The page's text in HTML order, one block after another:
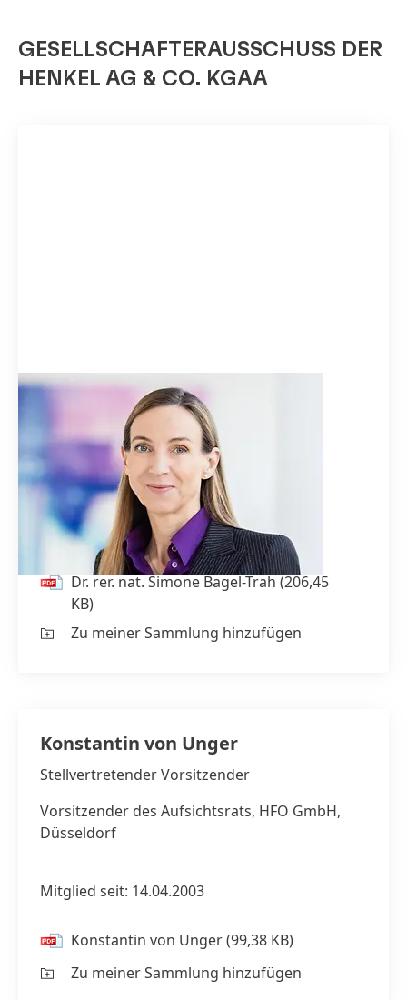
GESELLSCHAFTERAUSSCHUSS DER
HENKEL AG & CO. KGAA
Dr. rer. nat. Simone Bagel-Trah
Vorsitzende des Aufsichtsrats &
Gesellschafterausschusses
Vorsitzende Unternehmerin, Düsseldorf
Mitglied seit: 18.04.2005
Dr. rer. nat. Simone Bagel-Trah(206,45
KB)
Zu meiner Sammlung hinzufügen
Konstantin von Unger
Stellvertretender Vorsitzender
Vorsitzender des Aufsichtsrats, HFO GmbH,
Düsseldorf
Mitglied seit: 14.04.2003
Konstantin von Unger(99,38 KB)
Zu meiner Sammlung hinzufügen